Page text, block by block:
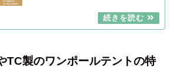
TC製のワンポールテントの特